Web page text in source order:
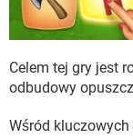
Celem tej gry jest
odbudowy
Wśród